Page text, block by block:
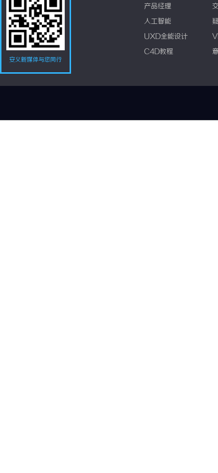
安义新媒体与您同行
产品经理
人工智能
UXD全能设计
C4D教程